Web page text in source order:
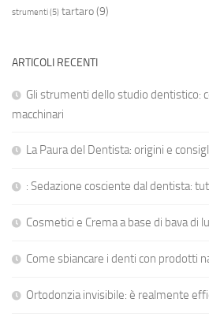
strumenti(5) tartaro(9)
ARTICOLI RECENTI
Gli strumenti dello studio dentistico:
macchinari
La Paura del Dentista: origini e
: Sedazione cosciente dal dentista:
Cosmetici e Crema a base di bava di
Come sbiancare i denti con prodotti
Ortodonzia invisibile: è realmente